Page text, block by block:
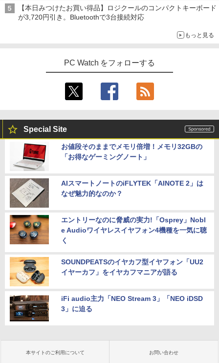
細胞の分子生物学 [ 中村 桂子 ]
【本日みつけたお買い得品】ロジクールのコンパクトキーボード
が3,720円引き。Bluetoothで3台接続対応
もっと見る
PC Watch をフォローする
Special Site
お値段そのままでメモリ倍増！メモリ32GBの
「お得なゲーミングノート」
AIスマートノートのiFLYTEK「AINOTE 2」は
なぜ魅力的なのか？
エントリーなのに脅威の実力!「Osprey」Nobl
e Audioワイヤレスイヤフォン4機種を一気に聴
く
SOUNDPEATSのイヤカフ型イヤフォン「UU2
イヤーカフ」をイヤカフマニアが語る
iFi audio主力「NEO Stream 3」「NEO iDSD
3」に迫る
本サイトのご利用について お問い合わせ